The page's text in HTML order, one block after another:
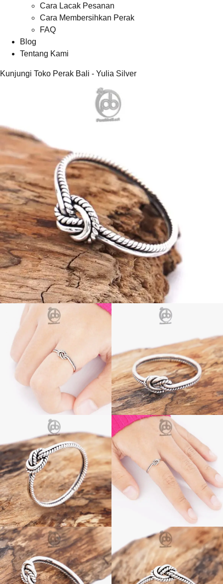
Cara Lacak Pesanan
Cara Membersihkan Perak
FAQ
Blog
Tentang Kami
Kunjungi Toko Perak Bali - Yulia Silver